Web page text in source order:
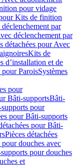
pour vidage
Kits de finition
par
déclenchement par
détachées pour Avec
Kits de
d’installation et de
pour ParoisSystèmes
pour
Bâti-supportsBâti-
pour
pour Bâti-supports
pour Bâti-
Pièces détachées
douches avec
pour douches
et